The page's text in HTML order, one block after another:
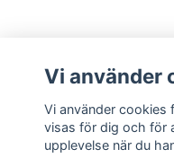
Vi använder
Vi använder cookies
visas för dig och för
upplevelse när du